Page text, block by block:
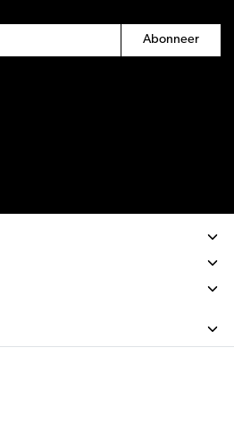
Abonneer